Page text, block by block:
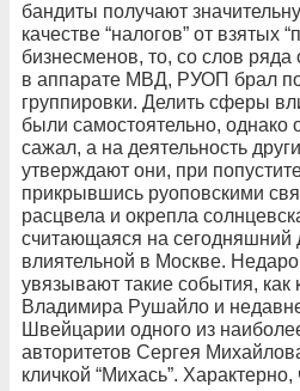
бандиты получают
качестве “налогов” от взятых
бизнесменов, то, со слов
в аппарате МВД, РУОП брал
группировки. Делить сферы
были самостоятельно,
сажал, а на деятельность
утверждают они, при
прикрывшись руоповскими
расцвела и окрепла
считающаяся на сегодняшний
влиятельной в Москве.
увязывают такие события,
Владимира Рушайло и
Швейцарии одного из
авторитетов Сергея
кличкой “Михась”.